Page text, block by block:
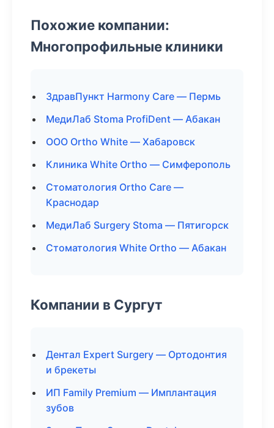
Похожие компании:
Многопрофильные клиники
ЗдравПункт Harmony Care — Пермь
МедиЛаб Stoma ProfiDent — Абакан
ООО Ortho White — Хабаровск
Клиника White Ortho — Симферополь
Стоматология Ortho Care —
Краснодар
МедиЛаб Surgery Stoma — Пятигорск
Стоматология White Ortho — Абакан
Компании в Сургут
Дентал Expert Surgery — Ортодонтия
и брекеты
ИП Family Premium — Имплантация
зубов